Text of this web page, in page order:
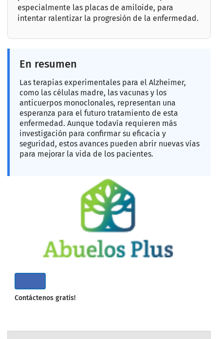
especialmente las placas de amiloide, para
intentar ralentizar la progresión de la enfermedad.
En resumen
Las terapias experimentales para el Alzheimer,
como las células madre, las vacunas y los
anticuerpos monoclonales, representan una
esperanza para el futuro tratamiento de esta
enfermedad. Aunque todavía requieren más
investigación para confirmar su eficacia y
seguridad, estos avances pueden abrir nuevas vías
para mejorar la vida de los pacientes.
Contáctenos gratis!